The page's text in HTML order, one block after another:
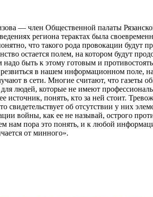
— член Общественной палаты
региона терактах была
что такого рода провокации будут
остается полем, на котором будут
надо быть к этому готовым и
в нашем информационном поле,
в сети. Многие считают, что газеты
людей, которые не имеют
источник, понять, кто за ней стоит.
свидетельствует об отсутствии у них
войны, как ее не называй, острого
нам пора это понять, и к любой
от минного».